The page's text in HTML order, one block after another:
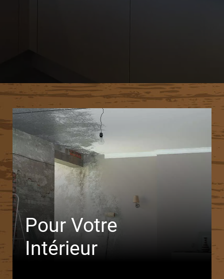
Pour Votre
Intérieur